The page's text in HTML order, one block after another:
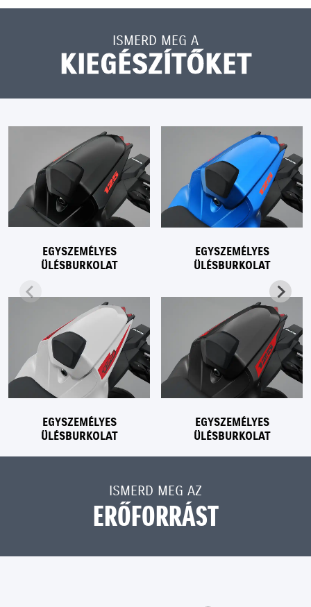
ISMERD MEG A
KIEGÉSZÍTŐKET
EGYSZEMÉLYES
ÜLÉSBURKOLAT
EGYSZEMÉLYES
ÜLÉSBURKOLAT
EGYSZEMÉLYES
ÜLÉSBURKOLAT
EGYSZEMÉLYES
ÜLÉSBURKOLAT
ISMERD MEG AZ
ERŐFORRÁST